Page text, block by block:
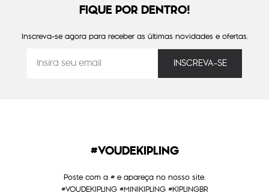
FIQUE POR DENTRO!
Inscreva-se agora para receber as últimas novidades e ofertas.
#VOUDEKIPLING
Poste com a # e apareça no nosso site.
#VOUDEKIPLING #MINIKIPLING #KIPLINGBR